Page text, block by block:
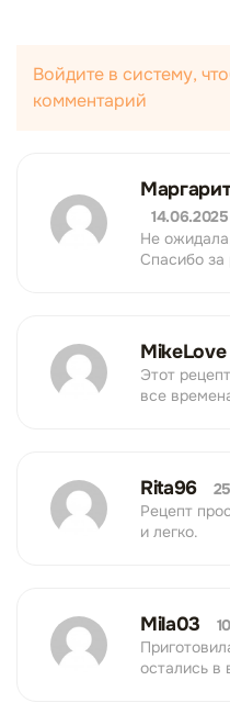
Войдите в систему,
комментарий
14.06.2025
Не
Спасибо за
MikeLove
Этот
все
Rita96
Рецепт
и легко.
Mila03
остались в